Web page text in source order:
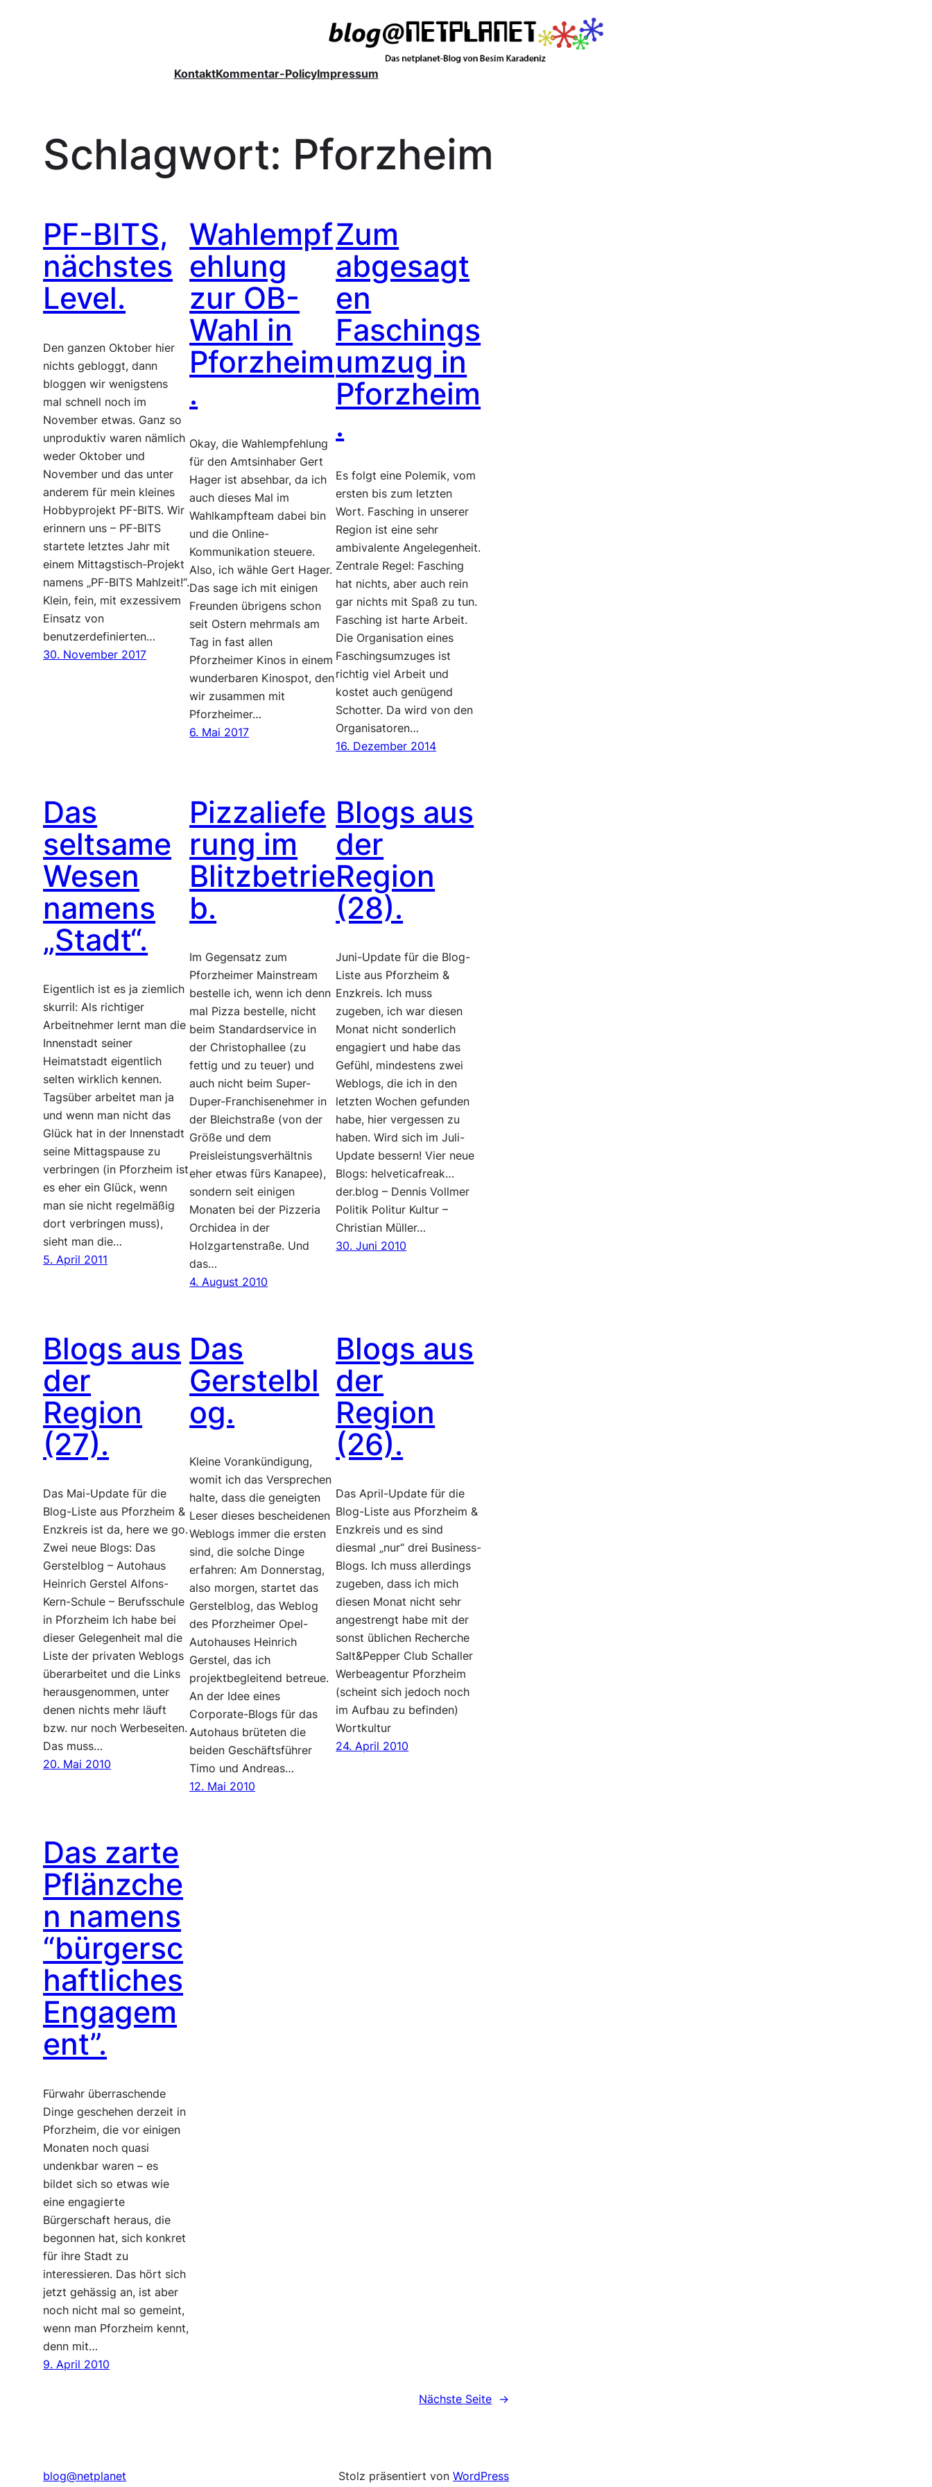
KontaktKommentar-PolicyImpressum
Schlagwort: Pforzheim
PF-BITS,
nächstes
Level.
Den ganzen Oktober hier
nichts gebloggt, dann
bloggen wir wenigstens
mal schnell noch im
November etwas. Ganz so
unproduktiv waren nämlich
weder Oktober und
November und das unter
anderem für mein kleines
Hobbyprojekt PF-BITS. Wir
erinnern uns – PF-BITS
startete letztes Jahr mit
einem Mittagstisch-Projekt
namens „PF-BITS Mahlzeit!“.
Klein, fein, mit exzessivem
Einsatz von
benutzerdefinierten…
30. November 2017
Wahlempf
ehlung
zur OB-
Wahl in
Pforzheim
.
Okay, die Wahlempfehlung
für den Amtsinhaber Gert
Hager ist absehbar, da ich
auch dieses Mal im
Wahlkampfteam dabei bin
und die Online-
Kommunikation steuere.
Also, ich wähle Gert Hager.
Das sage ich mit einigen
Freunden übrigens schon
seit Ostern mehrmals am
Tag in fast allen
Pforzheimer Kinos in einem
wunderbaren Kinospot, den
wir zusammen mit
Pforzheimer…
6. Mai 2017
Zum
abgesagt
en
Faschings
umzug in
Pforzheim
.
Es folgt eine Polemik, vom
ersten bis zum letzten
Wort. Fasching in unserer
Region ist eine sehr
ambivalente Angelegenheit.
Zentrale Regel: Fasching
hat nichts, aber auch rein
gar nichts mit Spaß zu tun.
Fasching ist harte Arbeit.
Die Organisation eines
Faschingsumzuges ist
richtig viel Arbeit und
kostet auch genügend
Schotter. Da wird von den
Organisatoren…
16. Dezember 2014
Das
seltsame
Wesen
namens
„Stadt“.
Eigentlich ist es ja ziemlich
skurril: Als richtiger
Arbeitnehmer lernt man die
Innenstadt seiner
Heimatstadt eigentlich
selten wirklich kennen.
Tagsüber arbeitet man ja
und wenn man nicht das
Glück hat in der Innenstadt
seine Mittagspause zu
verbringen (in Pforzheim ist
es eher ein Glück, wenn
man sie nicht regelmäßig
dort verbringen muss),
sieht man die…
5. April 2011
Pizzaliefe
rung im
Blitzbetrie
b.
Im Gegensatz zum
Pforzheimer Mainstream
bestelle ich, wenn ich denn
mal Pizza bestelle, nicht
beim Standardservice in
der Christophallee (zu
fettig und zu teuer) und
auch nicht beim Super-
Duper-Franchisenehmer in
der Bleichstraße (von der
Größe und dem
Preisleistungsverhältnis
eher etwas fürs Kanapee),
sondern seit einigen
Monaten bei der Pizzeria
Orchidea in der
Holzgartenstraße. Und
das…
4. August 2010
Blogs aus
der
Region
(28).
Juni-Update für die Blog-
Liste aus Pforzheim &
Enzkreis. Ich muss
zugeben, ich war diesen
Monat nicht sonderlich
engagiert und habe das
Gefühl, mindestens zwei
Weblogs, die ich in den
letzten Wochen gefunden
habe, hier vergessen zu
haben. Wird sich im Juli-
Update bessern! Vier neue
Blogs: helveticafreak…
der.blog – Dennis Vollmer
Politik Politur Kultur –
Christian Müller…
30. Juni 2010
Blogs aus
der
Region
(27).
Das Mai-Update für die
Blog-Liste aus Pforzheim &
Enzkreis ist da, here we go.
Zwei neue Blogs: Das
Gerstelblog – Autohaus
Heinrich Gerstel Alfons-
Kern-Schule – Berufsschule
in Pforzheim Ich habe bei
dieser Gelegenheit mal die
Liste der privaten Weblogs
überarbeitet und die Links
herausgenommen, unter
denen nichts mehr läuft
bzw. nur noch Werbeseiten.
Das muss…
20. Mai 2010
Das
Gerstelbl
og.
Kleine Vorankündigung,
womit ich das Versprechen
halte, dass die geneigten
Leser dieses bescheidenen
Weblogs immer die ersten
sind, die solche Dinge
erfahren: Am Donnerstag,
also morgen, startet das
Gerstelblog, das Weblog
des Pforzheimer Opel-
Autohauses Heinrich
Gerstel, das ich
projektbegleitend betreue.
An der Idee eines
Corporate-Blogs für das
Autohaus brüteten die
beiden Geschäftsführer
Timo und Andreas…
12. Mai 2010
Blogs aus
der
Region
(26).
Das April-Update für die
Blog-Liste aus Pforzheim &
Enzkreis und es sind
diesmal „nur“ drei Business-
Blogs. Ich muss allerdings
zugeben, dass ich mich
diesen Monat nicht sehr
angestrengt habe mit der
sonst üblichen Recherche
Salt&Pepper Club Schaller
Werbeagentur Pforzheim
(scheint sich jedoch noch
im Aufbau zu befinden)
Wortkultur
24. April 2010
Das zarte
Pflänzche
n namens
“bürgersc
haftliches
Engagem
ent”.
Fürwahr überraschende
Dinge geschehen derzeit in
Pforzheim, die vor einigen
Monaten noch quasi
undenkbar waren – es
bildet sich so etwas wie
eine engagierte
Bürgerschaft heraus, die
begonnen hat, sich konkret
für ihre Stadt zu
interessieren. Das hört sich
jetzt gehässig an, ist aber
noch nicht mal so gemeint,
wenn man Pforzheim kennt,
denn mit…
9. April 2010
Nächste Seite →
blog@netplanet Stolz präsentiert vonWordPress